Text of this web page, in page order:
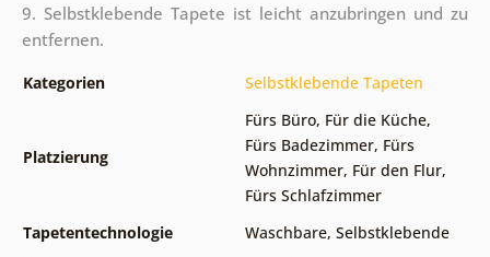
9. Selbstklebende Tapete ist leicht anzubringen und zu
entfernen.
Kategorien Selbstklebende Tapeten
Platzierung
Fürs Büro, Für die Küche,
Fürs Badezimmer, Fürs
Wohnzimmer, Für den Flur,
Fürs Schlafzimmer
Tapetentechnologie
Waschbare, Selbstklebende